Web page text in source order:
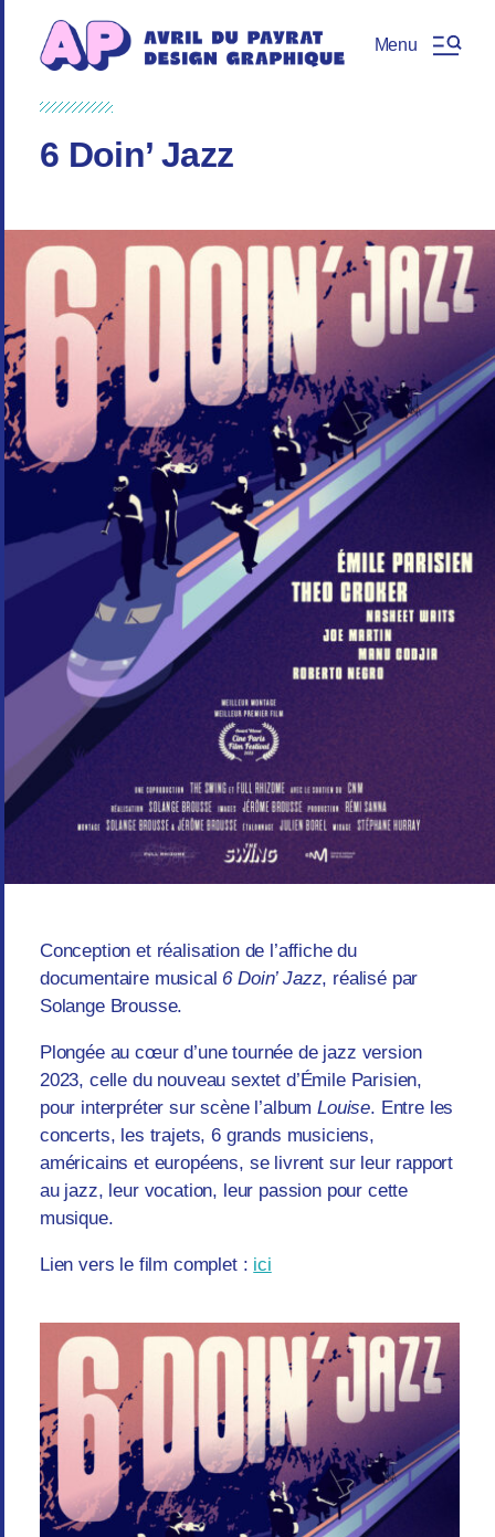
Menu
6 Doin’ Jazz
Conception et réalisation de l’affiche du
documentaire musical 6 Doin’ Jazz, réalisé par
Solange Brousse.
Plongée au cœur d’une tournée de jazz version
2023, celle du nouveau sextet d’Émile Parisien,
pour interpréter sur scène l’albumLouise. Entre les
concerts, les trajets, 6 grands musiciens,
américains et européens, se livrent sur leur rapport
au jazz, leur vocation, leur passion pour cette
musique.
Lien vers le film complet : ici